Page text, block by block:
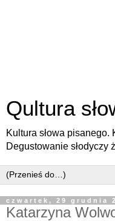
Qultura
Kultura słowa
Degustowanie słodyczy
czwartek, 29 grudnia
Katarzyna